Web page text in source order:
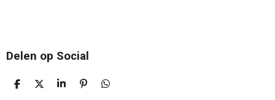
Delen op Social
D
D
S
P
D